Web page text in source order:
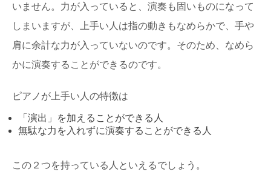
いません。力が入っていると、演奏も固いものになって
しまいますが、上手い人は指の動きもなめらかで、手や
肩に余計な力が入っていないのです。そのため、なめら
かに演奏することができるのです。
ピアノが上手い人の特徴は
「演出」を加えることができる人
無駄な力を入れずに演奏することができる人
この２つを持っている人といえるでしょう。